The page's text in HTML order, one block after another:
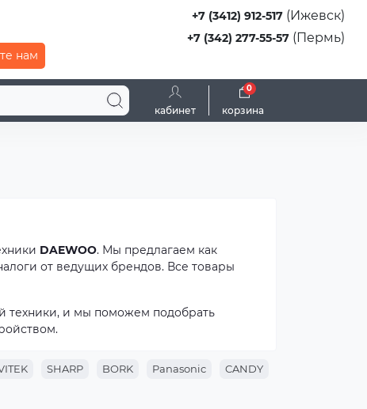
нам
+7 (3412) 912-517 (Ижевск)
+7 (342) 277-55-57 (Пермь)
кабинет корзина
0
DAEWOO. Мы предлагаем как
от ведущих брендов. Все товары
техники, и мы поможем подобрать
SHARP BORK Panasonic CANDY